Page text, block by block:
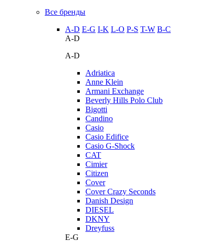
Все бренды
A-D E-G I-K L-O P-S T-W В-С
A-D
A-D
Adriatica
Anne Klein
Armani Exchange
Beverly Hills Polo Club
Bigotti
Candino
Casio
Casio Edifice
Casio G-Shock
CAT
Cimier
Citizen
Cover
Cover Crazy Seconds
Danish Design
DIESEL
DKNY
Dreyfuss
E-G